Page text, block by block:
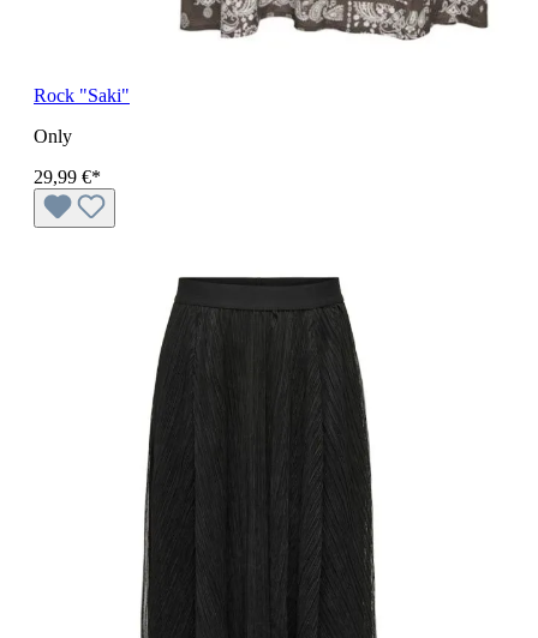
Rock "Saki"
Only
29,99 €*